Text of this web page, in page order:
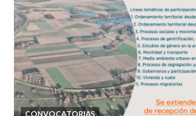
CONVOCATORIAS